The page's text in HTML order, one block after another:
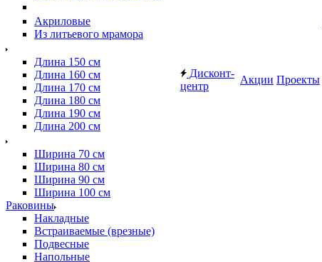
Акриловые
Из литьевого мрамора
Длина 150 см
Длина 160 см
Длина 170 см
Длина 180 см
Длина 190 см
Длина 200 см
Ширина 70 см
Ширина 80 см
Ширина 90 см
Ширина 100 см
Раковины
Накладные
Встраиваемые (врезные)
Подвесные
Напольные
Дисконт-
центр
Акции Проекты